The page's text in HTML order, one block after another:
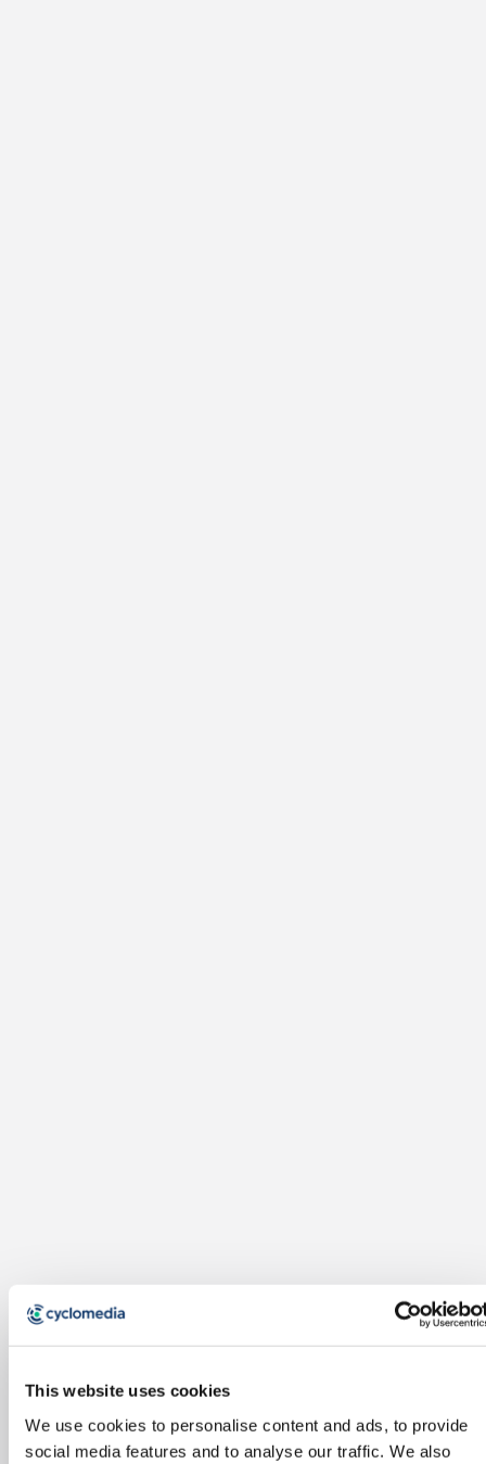
This website uses cookies
We use cookies to personalise content and ads, to provide
social media features and to analyse our traffic. We also